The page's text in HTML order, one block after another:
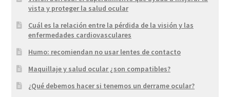
vista y proteger la salud ocular
Cuál es la relación entre la pérdida de la visión y las
enfermedades cardiovasculares
Humo: recomiendan no usar lentes de contacto
Maquillaje y salud ocular ¿son compatibles?
¿Qué debemos hacer si tenemos un derrame ocular?